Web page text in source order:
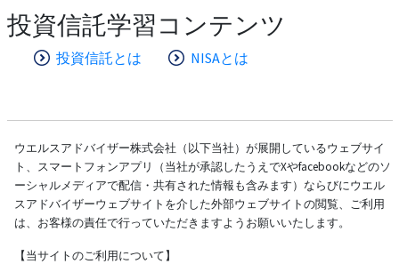
投資信託学習コンテンツ
投資信託とは NISAとは
ウエルスアドバイザー株式会社（以下当社）が展開しているウェブサイ
ト、スマートフォンアプリ（当社が承認したうえでXやfacebookなどのソ
ーシャルメディアで配信・共有された情報も含みます）ならびにウエル
スアドバイザーウェブサイトを介した外部ウェブサイトの閲覧、ご利用
は、お客様の責任で行っていただきますようお願いいたします。
【当サイトのご利用について】